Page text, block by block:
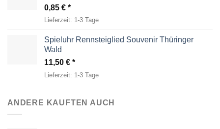
0,85 €
Lieferzeit: 1-3 Tage
Spieluhr Rennsteiglied Souvenir Thüringer
Wald
11,50 €
Lieferzeit: 1-3 Tage
ANDERE KAUFTEN AUCH